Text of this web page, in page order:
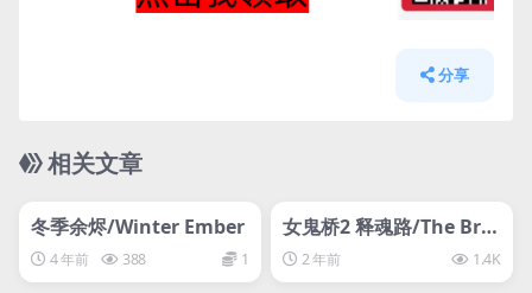
分享
相关文章
svip专属
冬季余烬/Winter Ember
4 年前 388 1
svip专属
女鬼桥2 释魂路/The Brid
ge Curse 2: The Extrica
tion女鬼桥二（
2 年前 1.4K